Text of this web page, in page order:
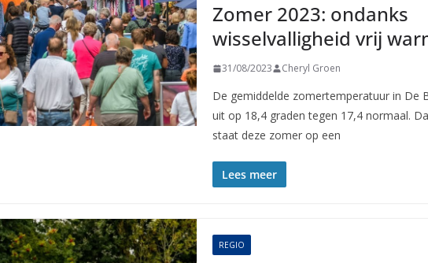
Zomer 2023: ondanks
wisselvalligheid vrij
31/08/2023 Cheryl Groen
De gemiddelde zomertemperatuur in De
uit op 18,4 graden tegen 17,4 normaal.
staat deze zomer op een
Lees meer
REGIO